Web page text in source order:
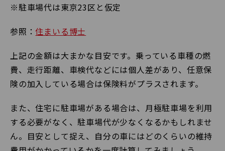
※駐車場代は東京23区と仮定
参照：住まいる博士
上記の金額は大まかな目安です。乗っている車種の燃
費、走行距離、車検代などには個人差があり、任意保
険の加入している場合は保険料がプラスされます。
また、住宅に駐車場がある場合は、月極駐車場を利用
する必要がなく、駐車場代が少なくなるかもしれませ
ん。目安として捉え、自分の車にはどのくらいの維持